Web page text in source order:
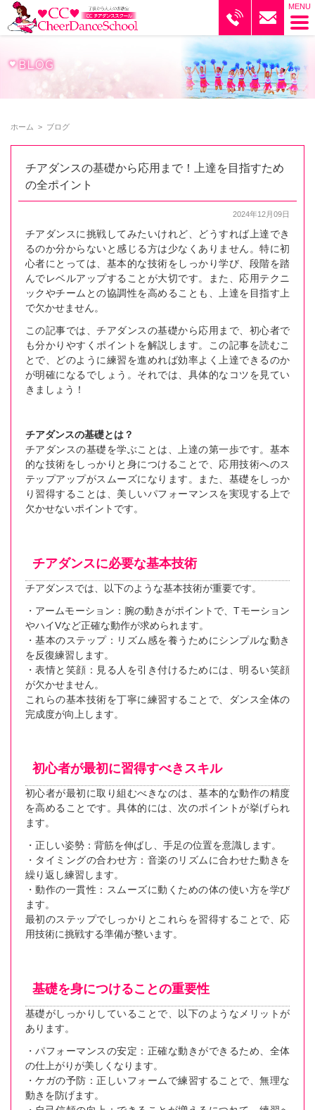
ブログ｜CCチアダンススクール
ホーム > ブログ
チアダンスの基礎から応用まで！上達を目指すため
の全ポイント
2024年12月09日
チアダンスに挑戦してみたいけれど、どうすれば上達でき
るのか分からないと感じる方は少なくありません。特に初
心者にとっては、基本的な技術をしっかり学び、段階を踏
んでレベルアップすることが大切です。また、応用テクニ
ックやチームとの協調性を高めることも、上達を目指す上
で欠かせません。
この記事では、チアダンスの基礎から応用まで、初心者で
も分かりやすくポイントを解説します。この記事を読むこ
とで、どのように練習を進めれば効率よく上達できるのか
が明確になるでしょう。それでは、具体的なコツを見てい
きましょう！
チアダンスの基礎とは？
チアダンスの基礎を学ぶことは、上達の第一歩です。基本
的な技術をしっかりと身につけることで、応用技術へのス
テップアップがスムーズになります。また、基礎をしっか
り習得することは、美しいパフォーマンスを実現する上で
欠かせないポイントです。
チアダンスに必要な基本技術
チアダンスでは、以下のような基本技術が重要です。
・アームモーション：腕の動きがポイントで、Tモーション
やハイVなど正確な動作が求められます。
・基本のステップ：リズム感を養うためにシンプルな動き
を反復練習します。
・表情と笑顔：見る人を引き付けるためには、明るい笑顔
が欠かせません。
これらの基本技術を丁寧に練習することで、ダンス全体の
完成度が向上します。
初心者が最初に習得すべきスキル
初心者が最初に取り組むべきなのは、基本的な動作の精度
を高めることです。具体的には、次のポイントが挙げられ
ます。
・正しい姿勢：背筋を伸ばし、手足の位置を意識します。
・タイミングの合わせ方：音楽のリズムに合わせた動きを
繰り返し練習します。
・動作の一貫性：スムーズに動くための体の使い方を学び
ます。
最初のステップでしっかりとこれらを習得することで、応
用技術に挑戦する準備が整います。
基礎を身につけることの重要性
基礎がしっかりしていることで、以下のようなメリットが
あります。
・パフォーマンスの安定：正確な動きができるため、全体
の仕上がりが美しくなります。
・ケガの予防：正しいフォームで練習することで、無理な
動きを防げます。